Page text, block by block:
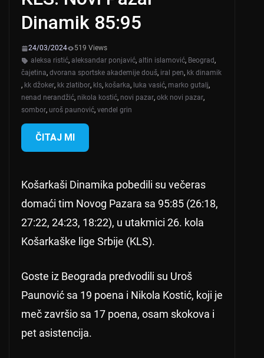
Dinamik 85:95
24/03/2024
519 Views
aleksa ristić, aleksandar ponjavić, altin islamović, Beograd,
čajetina, dvorana sportske akademije douš, iral pen, kk dinamik
, kk džoker, kk zlatibor, kls, košarka, luka vasić, marko gutalj,
nenad nerandžić, nikola kostić, novi pazar, okk novi pazar,
sombor, uroš paunović, vendel grin
ČITAJ MI
Košarkaši Dinamika pobedili su večeras
domaći tim Novog Pazara sa 95:85 (26:18,
27:22, 24:23, 18:22), u utakmici 26. kola
Košarkaške lige Srbije (KLS).
Goste iz Beograda predvodili su Uroš
Paunović sa 19 poena i Nikola Kostić, koji je
meč završio sa 17 poena, osam skokova i
pet asistencija.